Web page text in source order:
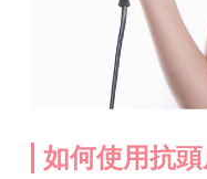
如何使用抗